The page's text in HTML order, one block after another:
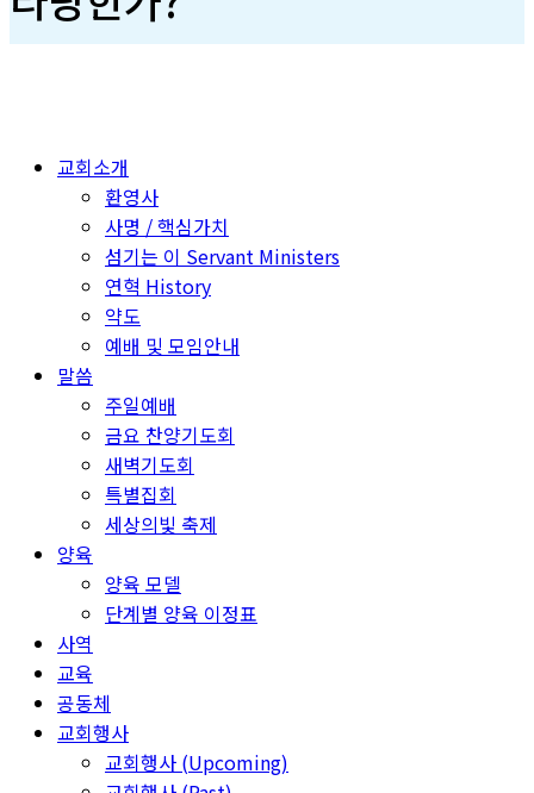
교회소개
환영사
사명 / 핵심가치
섬기는 이 Servant Ministers
연혁 History
약도
예배 및 모임안내
말씀
주일예배
금요 찬양기도회
새벽기도회
특별집회
세상의빛 축제
양육
양육 모델
단계별 양육 이정표
사역
교육
공동체
교회행사
교회행사 (Upcoming)